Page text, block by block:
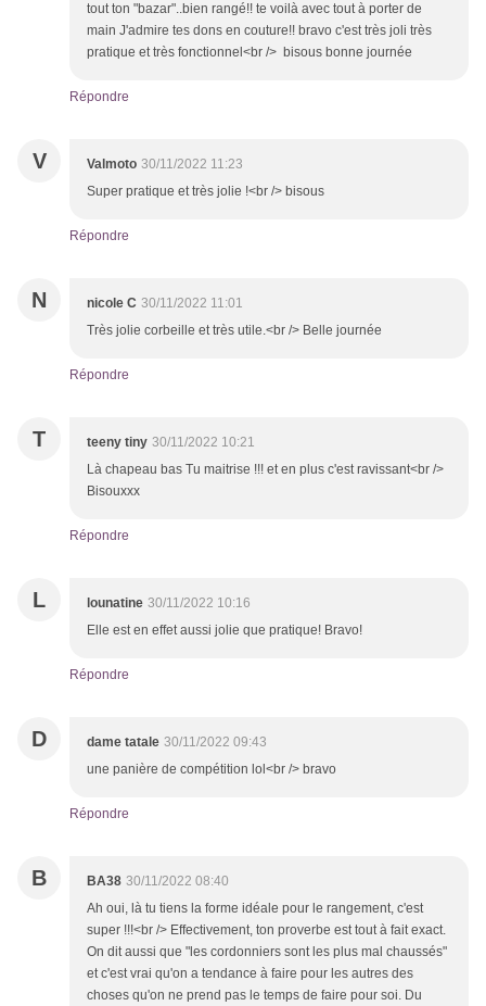
tout ton "bazar"..bien rangé!! te voilà avec tout à porter de
main J'admire tes dons en couture!! bravo c'est très joli très
pratique et très fonctionnel<br /> bisous bonne journée
Répondre
V Valmoto 30/11/2022 11:23
Super pratique et très jolie !<br /> bisous
Répondre
N nicole C 30/11/2022 11:01
Très jolie corbeille et très utile.<br /> Belle journée
Répondre
T teeny tiny 30/11/2022 10:21
Là chapeau bas Tu maitrise !!! et en plus c'est ravissant<br />
Bisouxxx
Répondre
L lounatine 30/11/2022 10:16
Elle est en effet aussi jolie que pratique! Bravo!
Répondre
D dame tatale 30/11/2022 09:43
une panière de compétition lol<br /> bravo
Répondre
B BA38 30/11/2022 08:40
Ah oui, là tu tiens la forme idéale pour le rangement, c'est
super !!!<br /> Effectivement, ton proverbe est tout à fait exact.
On dit aussi que "les cordonniers sont les plus mal chaussés"
et c'est vrai qu'on a tendance à faire pour les autres des
choses qu'on ne prend pas le temps de faire pour soi. Du